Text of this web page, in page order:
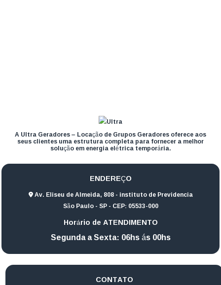
A Ultra Geradores – Locação de Grupos Geradores oferece aos
seus clientes uma estrutura completa para fornecer a melhor
solução em energia elétrica temporária.
ENDEREÇO
Av. Eliseu de Almeida, 808 - instituto de Previdencia
São Paulo - SP - CEP: 05533-000
Horário de ATENDIMENTO
Segunda a Sexta: 06hs ás 00hs
CONTATO